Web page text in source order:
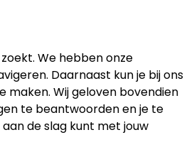
We hebben onze
Daarnaast kun je bij ons
maken. Wij geloven bovendien
te beantwoorden en je te
de slag kunt met jouw